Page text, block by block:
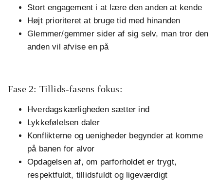
Stort engagement i at lære den anden at kende
Højt prioriteret at bruge tid med hinanden
Glemmer/gemmer sider af sig selv, man tror den
anden vil afvise en på
Fase 2: Tillids-fasens fokus:
Hverdagskærligheden sætter ind
Lykkefølelsen daler
Konflikterne og uenigheder begynder at komme
på banen for alvor
Opdagelsen af, om parforholdet er trygt,
respektfuldt, tillidsfuldt og ligeværdigt